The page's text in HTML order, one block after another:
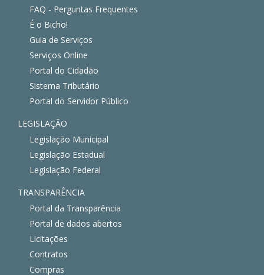
FAQ - Perguntas Frequentes
É o Bicho!
Guia de Serviços
Serviços Online
Portal do Cidadão
Sistema Tributário
Portal do Servidor Público
LEGISLAÇÃO
Legislação Municipal
Legislação Estadual
Legislação Federal
TRANSPARÊNCIA
Portal da Transparência
Portal de dados abertos
Licitações
Contratos
Compras